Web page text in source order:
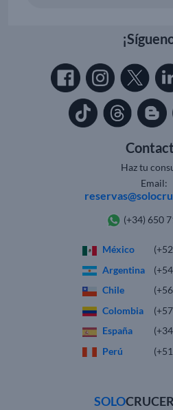
Haz tu
Email:
(+34) 650
México
Argentina
Chile
Colombia
España
Perú
SOLO